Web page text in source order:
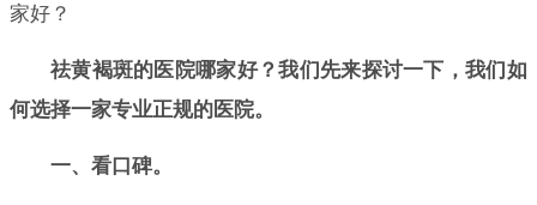
家好？
祛黄褐斑的医院哪家好？我们先来探讨一下，我们如
何选择一家专业正规的医院。
一、看口碑。